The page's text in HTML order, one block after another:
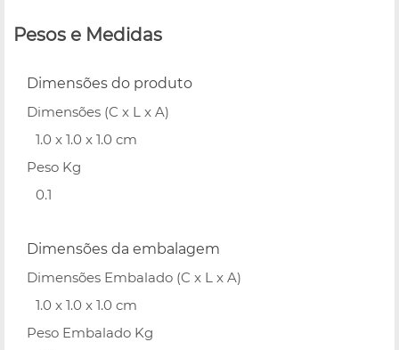
Pesos e Medidas
Dimensões do produto
Dimensões (C x L x A)
1.0 x 1.0 x 1.0 cm
Peso Kg
0.1
Dimensões da embalagem
Dimensões Embalado (C x L x A)
1.0 x 1.0 x 1.0 cm
Peso Embalado Kg